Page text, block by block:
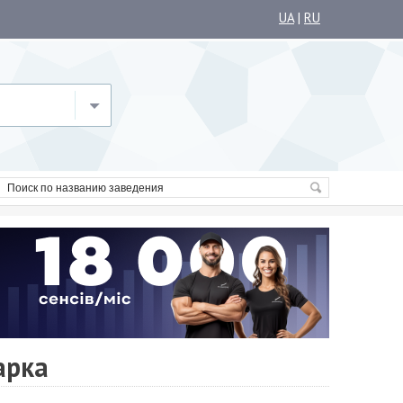
UA| RU